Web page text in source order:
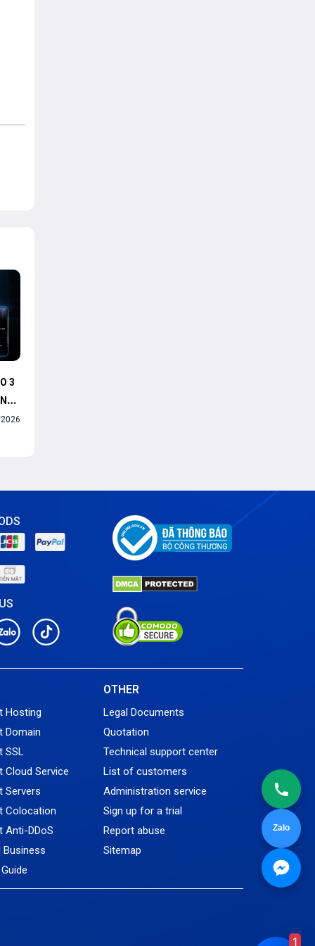
Zalo
3
Hosting
Domain
SSL
Cloud Service
Servers
Colocation
Anti-DDoS
Business
OTHER
Legal Documents
Quotation
Technical support center
List of customers
Administration service
Sign up for a trial
Report abuse
Sitemap
1